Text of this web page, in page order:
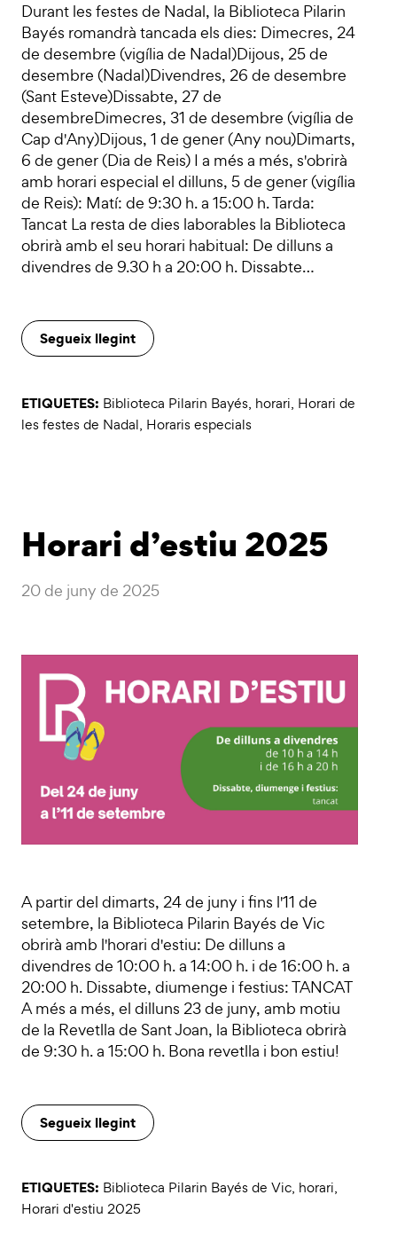
Durant les festes de Nadal, la Biblioteca Pilarin
Bayés romandrà tancada els dies: Dimecres, 24
de desembre (vigília de Nadal)Dijous, 25 de
desembre (Nadal)Divendres, 26 de desembre
(Sant Esteve)Dissabte, 27 de
desembreDimecres, 31 de desembre (vigília de
Cap d'Any)Dijous, 1 de gener (Any nou)Dimarts,
6 de gener (Dia de Reis) I a més a més, s'obrirà
amb horari especial el dilluns, 5 de gener (vigília
de Reis): Matí: de 9:30 h. a 15:00 h. Tarda:
Tancat La resta de dies laborables la Biblioteca
obrirà amb el seu horari habitual: De dilluns a
divendres de 9.30 h a 20:00 h. Dissabte…
Segueix llegint
ETIQUETES: Biblioteca Pilarin Bayés, horari, Horari de
les festes de Nadal, Horaris especials
Horari d’estiu 2025
20 de juny de 2025
A partir del dimarts, 24 de juny i fins l'11 de
setembre, la Biblioteca Pilarin Bayés de Vic
obrirà amb l'horari d'estiu: De dilluns a
divendres de 10:00 h. a 14:00 h. i de 16:00 h. a
20:00 h. Dissabte, diumenge i festius: TANCAT
A més a més, el dilluns 23 de juny, amb motiu
de la Revetlla de Sant Joan, la Biblioteca obrirà
de 9:30 h. a 15:00 h. Bona revetlla i bon estiu!
Segueix llegint
ETIQUETES: Biblioteca Pilarin Bayés de Vic, horari,
Horari d'estiu 2025